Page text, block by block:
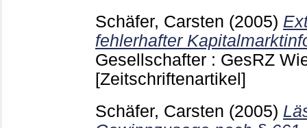
Schäfer, Carsten (2005)
fehlerhafter
Gesellschafter : GesRZ
[Zeitschriftenartikel]
Schäfer, Carsten (2005)